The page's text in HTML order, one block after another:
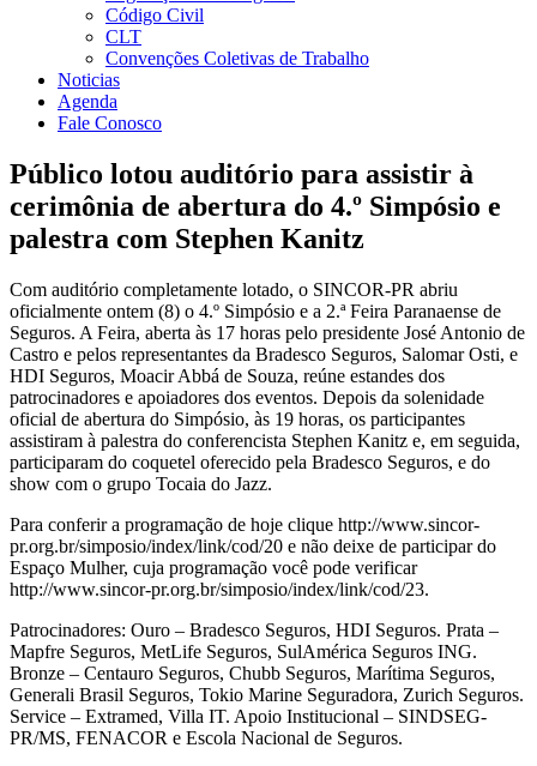
Código Civil
CLT
Convenções Coletivas de Trabalho
Noticias
Agenda
Fale Conosco
Público lotou auditório para assistir à
cerimônia de abertura do 4.º Simpósio e
palestra com Stephen Kanitz
Com auditório completamente lotado, o SINCOR-PR abriu
oficialmente ontem (8) o 4.º Simpósio e a 2.ª Feira Paranaense de
Seguros. A Feira, aberta às 17 horas pelo presidente José Antonio de
Castro e pelos representantes da Bradesco Seguros, Salomar Osti, e
HDI Seguros, Moacir Abbá de Souza, reúne estandes dos
patrocinadores e apoiadores dos eventos. Depois da solenidade
oficial de abertura do Simpósio, às 19 horas, os participantes
assistiram à palestra do conferencista Stephen Kanitz e, em seguida,
participaram do coquetel oferecido pela Bradesco Seguros, e do
show com o grupo Tocaia do Jazz.
Para conferir a programação de hoje clique http://www.sincor-
pr.org.br/simposio/index/link/cod/20 e não deixe de participar do
Espaço Mulher, cuja programação você pode verificar
http://www.sincor-pr.org.br/simposio/index/link/cod/23.
Patrocinadores: Ouro – Bradesco Seguros, HDI Seguros. Prata –
Mapfre Seguros, MetLife Seguros, SulAmérica Seguros ING.
Bronze – Centauro Seguros, Chubb Seguros, Marítima Seguros,
Generali Brasil Seguros, Tokio Marine Seguradora, Zurich Seguros.
Service – Extramed, Villa IT. Apoio Institucional – SINDSEG-
PR/MS, FENACOR e Escola Nacional de Seguros.